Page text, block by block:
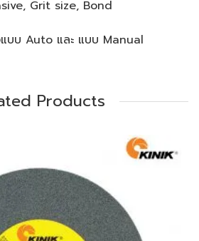
Grit size, Bond
บบ Auto และ แบบ Manual
Products